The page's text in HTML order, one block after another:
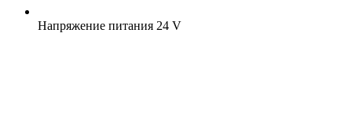
Напряжение питания 24 V